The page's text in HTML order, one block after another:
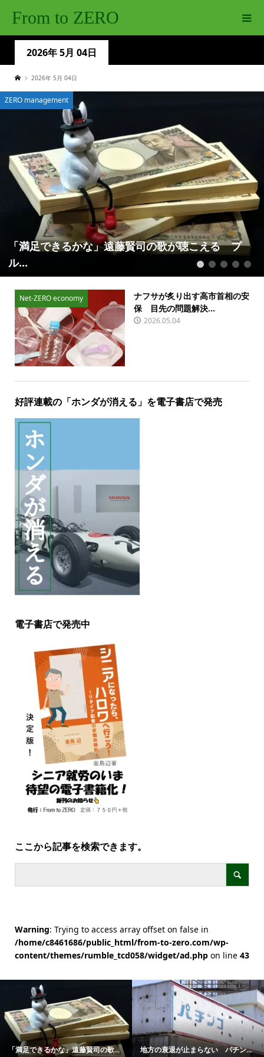
From to ZERO
2026年 5月 04日
2026年 5月 04日
ZERO management
「満足できるかな」遠藤賢司の歌が聴こえる プ
ル...
1 2 3 4 5
Net-ZERO economy
ナフサが炙り出す高市首相の安
保 目先の問題解決...
2026.05.04
好評連載の「ホンダが消える」を電子書店で発売
電子書店で発売中
ここから記事を検索できます。
Warning: Trying to access array offset on false in
/home/c8461686/public_html/from-to-zero.com/wp-
content/themes/rumble_tcd058/widget/ad.phpon line 43
「満足できるかな」遠藤賢司の歌... 地方の衰退が止まらない パチン...